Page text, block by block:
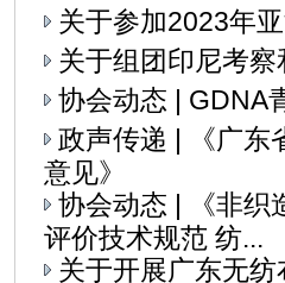
关于参加2023年
关于组团印尼考
协会动态 | GDNA
政声传递 | 《广东
意见》
协会动态 | 《非织
评价技术规范 纺...
关于开展广东无